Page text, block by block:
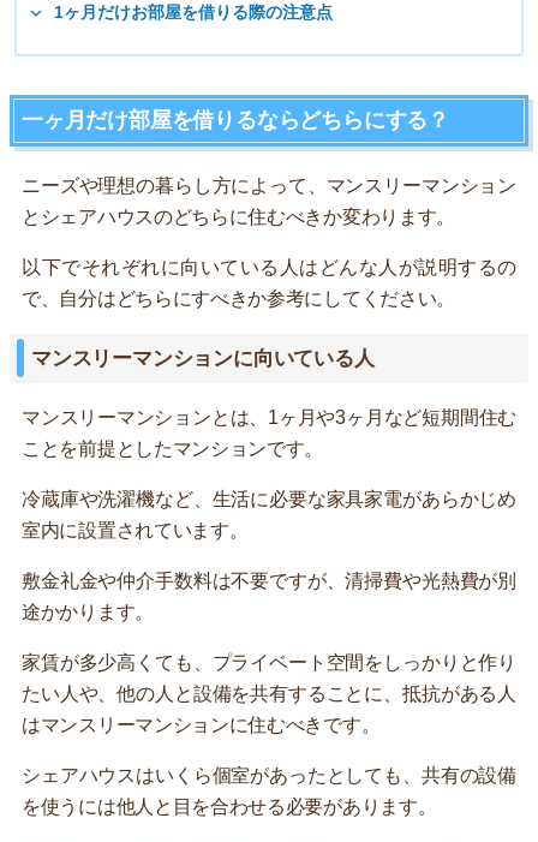
1ヶ月だけお部屋を借りる際の注意点
一ヶ月だけ部屋を借りるならどちらにする？
ニーズや理想の暮らし方によって、マンスリーマンション
とシェアハウスのどちらに住むべきか変わります。
以下でそれぞれに向いている人はどんな人が説明するの
で、自分はどちらにすべきか参考にしてください。
マンスリーマンションに向いている人
マンスリーマンションとは、1ヶ月や3ヶ月など短期間住む
ことを前提としたマンションです。
冷蔵庫や洗濯機など、生活に必要な家具家電があらかじめ
室内に設置されています。
敷金礼金や仲介手数料は不要ですが、清掃費や光熱費が別
途かかります。
家賃が多少高くても、プライベート空間をしっかりと作り
たい人や、他の人と設備を共有することに、抵抗がある人
はマンスリーマンションに住むべきです。
シェアハウスはいくら個室があったとしても、共有の設備
を使うには他人と目を合わせる必要があります。